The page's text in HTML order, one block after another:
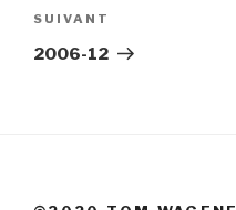
Article
suivant
SUIVANT
2006-12